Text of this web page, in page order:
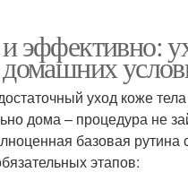
эффективно:
уход коже
дома – процедура не
базовая рутина
этапов: